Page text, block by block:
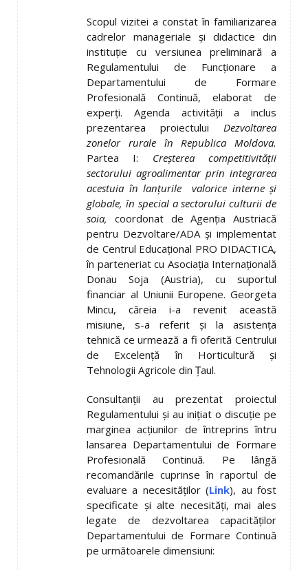
Scopul vizitei a constat în familiarizarea
cadrelor manageriale și didactice din
instituție cu versiunea preliminară a
Regulamentului de Funcţionare a
Departamentului de Formare
Profesională Continuă, elaborat de
experți. Agenda activității a inclus
prezentarea proiectului Dezvoltarea
zonelor rurale în Republica Moldova.
Partea I: Creşterea competitivităţii
sectorului agroalimentar prin integrarea
acestuia în lanţurile valorice interne şi
globale, în special a sectorului culturii de
soia, coordonat de Agenția Austriacă
pentru Dezvoltare/ADA și implementat
de Centrul Educațional PRO DIDACTICA,
în parteneriat cu Asociația Internațională
Donau Soja (Austria), cu suportul
financiar al Uniunii Europene. Georgeta
Mincu, căreia i-a revenit această
misiune, s-a referit și la asistența
tehnică ce urmează a fi oferită Centrului
de Excelenţă în Horticultură şi
Tehnologii Agricole din Țaul.
Consultanții au prezentat proiectul
Regulamentului și au inițiat o discuție pe
marginea acțiunilor de întreprins întru
lansarea Departamentului de Formare
Profesională Continuă. Pe lângă
recomandările cuprinse în raportul de
evaluare a necesităților (Link), au fost
specificate și alte necesități, mai ales
legate de dezvoltarea capacităților
Departamentului de Formare Continuă
pe următoarele dimensiuni: